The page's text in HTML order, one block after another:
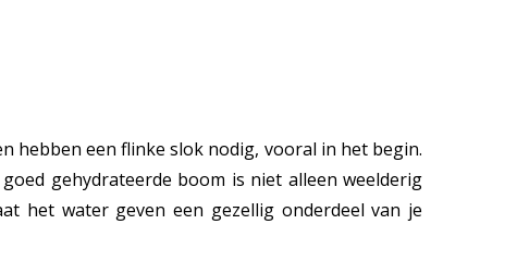
hebben een flinke slok nodig, vooral in het begin.
gehydrateerde boom is niet alleen weelderig
het water geven een gezellig onderdeel van je